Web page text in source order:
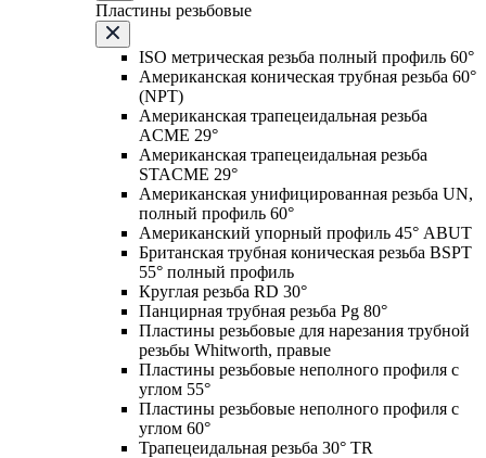
Пластины резьбовые
ISO метрическая резьба полный профиль 60°
Американская коническая трубная резьба 60°
(NPT)
Американская трапецеидальная резьба
ACME 29°
Американская трапецеидальная резьба
STACME 29°
Американская унифицированная резьба UN,
полный профиль 60°
Американский упорный профиль 45° ABUT
Британская трубная коническая резьба BSPT
55° полный профиль
Круглая резьба RD 30°
Панцирная трубная резьба Pg 80°
Пластины резьбовые для нарезания трубной
резьбы Whitworth, правые
Пластины резьбовые неполного профиля с
углом 55°
Пластины резьбовые неполного профиля с
углом 60°
Трапецеидальная резьба 30° TR